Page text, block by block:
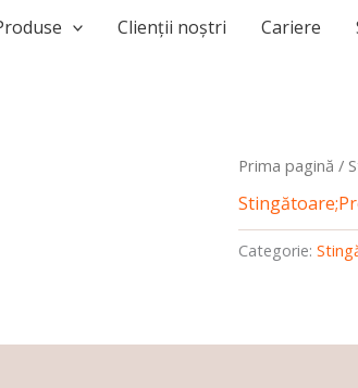
Clienții noștri Cariere
Prima pagină /
Categorie: